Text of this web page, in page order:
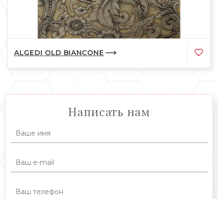
ALGEDI OLD BIANCONE
Написать нам